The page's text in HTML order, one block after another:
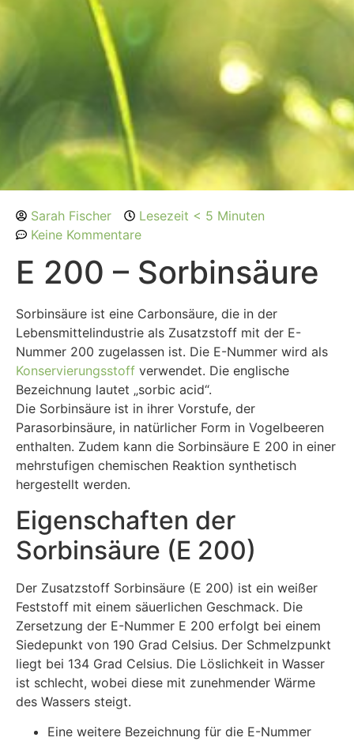
Sarah Fischer
Lesezeit < 5 Minuten
Keine Kommentare
E 200 – Sorbinsäure
Sorbinsäure ist eine Carbonsäure, die in der
Lebensmittelindustrie als Zusatzstoff mit der E-
Nummer 200 zugelassen ist. Die E-Nummer wird als
Konservierungsstoff verwendet. Die englische
Bezeichnung lautet „sorbic acid“.
Die Sorbinsäure ist in ihrer Vorstufe, der
Parasorbinsäure, in natürlicher Form in Vogelbeeren
enthalten. Zudem kann die Sorbinsäure E 200 in einer
mehrstufigen chemischen Reaktion synthetisch
hergestellt werden.
Eigenschaften der
Sorbinsäure (E 200)
Der Zusatzstoff Sorbinsäure (E 200) ist ein weißer
Feststoff mit einem säuerlichen Geschmack. Die
Zersetzung der E-Nummer E 200 erfolgt bei einem
Siedepunkt von 190 Grad Celsius. Der Schmelzpunkt
liegt bei 134 Grad Celsius. Die Löslichkeit in Wasser
ist schlecht, wobei diese mit zunehmender Wärme
des Wassers steigt.
Eine weitere Bezeichnung für die E-Nummer